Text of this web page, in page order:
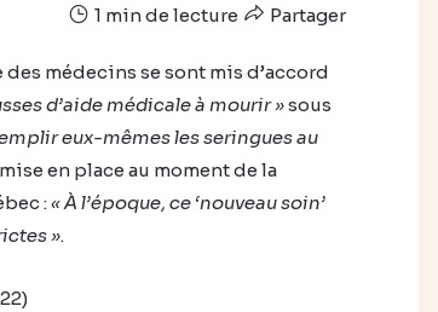
1 min de lecture Partager
médecins se sont mis d’accord
d’aide médicale à mourir »sous
eux-mêmes les seringues au
en place au moment de la
:« À l’époque, ce ‘nouveau soin’
».